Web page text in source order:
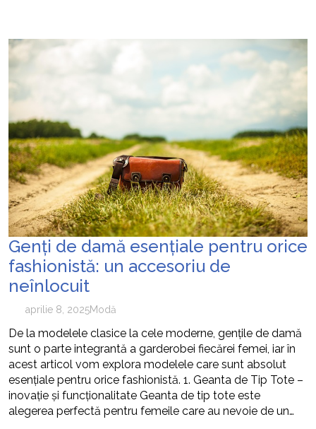
Genți de damă esențiale pentru orice
fashionistă: un accesoriu de
neînlocuit
aprilie 8, 2025Modă
De la modelele clasice la cele moderne, gențile de damă
sunt o parte integrantă a garderobei fiecărei femei, iar în
acest articol vom explora modelele care sunt absolut
esențiale pentru orice fashionistă. 1. Geanta de Tip Tote –
inovație și funcționalitate Geanta de tip tote este
alegerea perfectă pentru femeile care au nevoie de un…